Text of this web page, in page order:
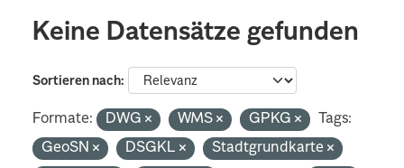
Keine Datensätze gefunden
Sortieren nach
Formate: DWG WMS GPKG
Tags:
GeoSN
DSGKL
Stadtgrundkarte